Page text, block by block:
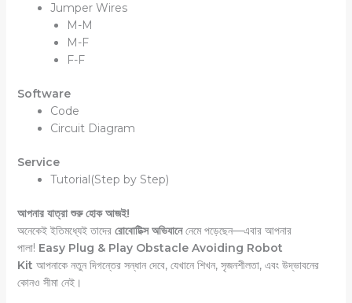
Jumper Wires
M-M
M-F
F-F
Software
Code
Circuit Diagram
Service
Tutorial(Step by Step)
আপনার যাত্রা শুরু হোক আজই!
অনেকেই ইতিমধ্যেই তাদের রোবোটিক্স অভিযানেনেমে পড়েছেন—এবার আপনার
পালা! Easy Plug & Play Obstacle Avoiding Robot
Kit আপনাকে নতুন দিগন্তের সন্ধান দেবে, যেখানে শিখন, সৃজনশীলতা, এবং উদ্ভাবনের
কোনও সীমা নেই।